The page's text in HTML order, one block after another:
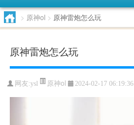
> 原神ol > 原神雷炮怎么玩
原神雷炮怎么玩
网友:ysl 原神ol 2024-02-17 06:19:36